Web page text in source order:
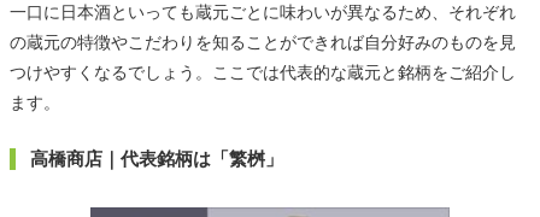
一口に日本酒といっても蔵元ごとに味わいが異なるため、それぞれ
の蔵元の特徴やこだわりを知ることができれば自分好みのものを見
つけやすくなるでしょう。ここでは代表的な蔵元と銘柄をご紹介し
ます。
高橋商店｜代表銘柄は「繁桝」